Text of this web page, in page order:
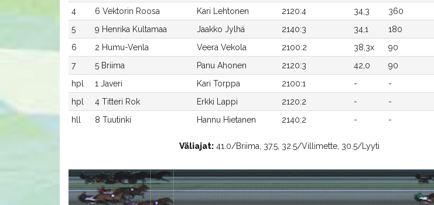
4
6 Vektorin Roosa Kari Lehtonen 2120:4 34,3 360
5
9 Henrika Kultamaa Jaakko Jylhä 2140:3 34,1 180
6
2 Humu-Venla Veera Vekola 2100:2 38,3x 90
7
5 Briima Panu Ahonen 2120:3 42,0 90
hpl
1 Javeri Kari Torppa 2100:1 - -
hpl
4 Titteri Rok Erkki Lappi 2120:2 - -
hll
8 Tuutinki Hannu Hietanen 2140:2 - -
Väliajat: 41.0/Briima, 37.5, 32.5/Villimette, 30.5/Lyyti